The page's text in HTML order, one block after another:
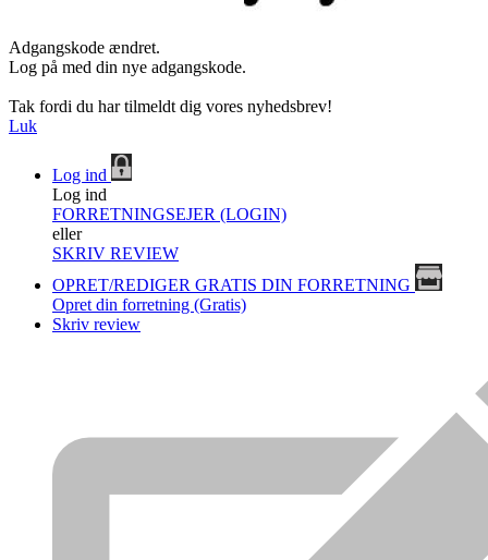
Adgangskode ændret.
Log på med din nye adgangskode.
Tak fordi du har tilmeldt dig vores nyhedsbrev!
Luk
Log ind
Log ind
FORRETNINGSEJER (LOGIN)
eller
SKRIV REVIEW
OPRET/REDIGER GRATIS DIN FORRETNING
Opret din forretning (Gratis)
Skriv review